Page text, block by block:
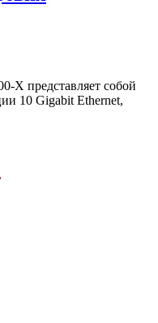
X представляет собой
10 Gigabit Ethernet,